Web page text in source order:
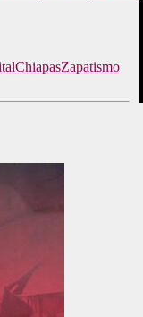
ChiapasZapatismo